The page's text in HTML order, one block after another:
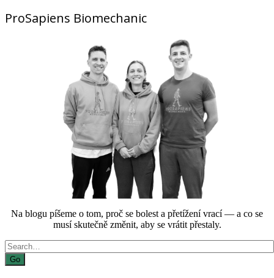
ProSapiens Biomechanic
Na blogu píšeme o tom, proč se bolest a přetížení vrací — a co se
musí skutečně změnit, aby se vrátit přestaly.
Search
for: